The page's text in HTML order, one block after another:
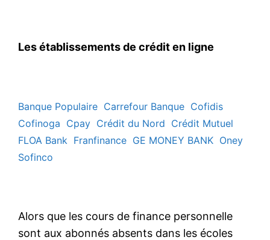
Les établissements de crédit en ligne
Banque Populaire Carrefour Banque Cofidis
Cofinoga Cpay Crédit du Nord Crédit Mutuel
FLOA Bank Franfinance GE MONEY BANK Oney
Sofinco
Alors que les cours de finance personnelle
sont aux abonnés absents dans les écoles